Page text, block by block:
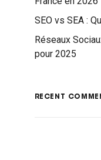
SEO vs SEA :
Réseaux
pour 2025
RECENT